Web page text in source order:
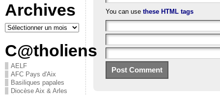
Archives
C@tholiens
AELF
AFC Pays d'Aix
Basiliques papales
Diocèse Aix & Arles
You can use these HTML tags